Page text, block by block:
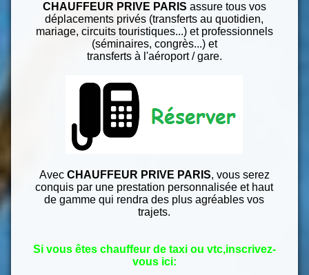
CHAUFFEUR PRIVE PARIS assure tous vos
déplacements privés (transferts au quotidien,
mariage, circuits touristiques...) et professionnels
(séminaires, congrès...) et
transferts à l'aéroport / gare.
Avec CHAUFFEUR PRIVE PARIS, vous serez
conquis par une prestation personnalisée et haut
de gamme qui rendra des plus agréables vos
trajets.
Si vous êtes chauffeur de taxi ou vtc,inscrivez-
vous ici: